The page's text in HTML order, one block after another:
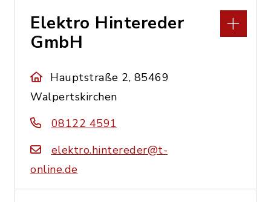
Elektro Hintereder
GmbH
Hauptstraße 2, 85469
Walpertskirchen
08122 4591
elektro.hintereder@t-
online.de